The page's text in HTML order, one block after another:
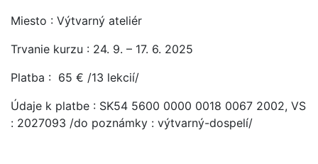
Miesto : Výtvarný ateliér
Trvanie kurzu : 24. 9. – 17. 6. 2025
Platba : 65 € /13 lekcií/
Údaje k platbe : SK54 5600 0000 0018 0067 2002, VS
: 2027093 /do poznámky : výtvarný-dospelí/